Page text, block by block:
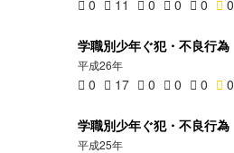
0 11 0 0 0 0
学職別少年ぐ犯・不良行為
平成26年
0 17 0 0 0 0
学職別少年ぐ犯・不良行為
平成25年